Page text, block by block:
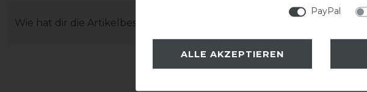
Wie hat dir die Artikelbeschreibung gefallen?
PayPal
ALLE AKZEPTIEREN